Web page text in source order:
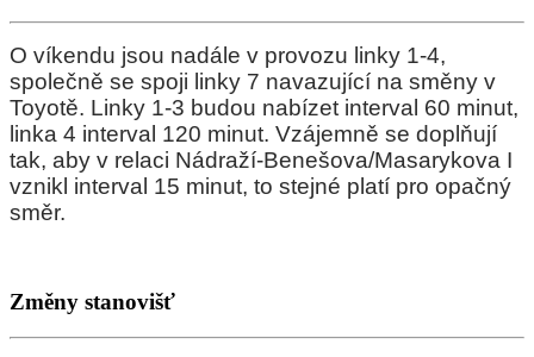
O víkendu jsou nadále v provozu linky 1-4,
společně se spoji linky 7 navazující na směny v
Toyotě. Linky 1-3 budou nabízet interval 60 minut,
linka 4 interval 120 minut. Vzájemně se doplňují
tak, aby v relaci Nádraží-Benešova/Masarykova I
vznikl interval 15 minut, to stejné platí pro opačný
směr.
Změny stanovišť